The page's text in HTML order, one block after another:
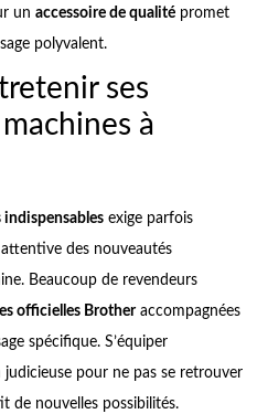
un accessoire de qualitépromet
polyvalent.
ses
à
indispensablesexige parfois
des nouveautés
Beaucoup de revendeurs
officielles Brotheraccompagnées
spécifique. S’équiper
pour ne pas se retrouver
de nouvelles possibilités.